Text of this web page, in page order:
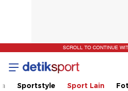
SCROLL TO CONTINUE
Sportstyle Sport Lain